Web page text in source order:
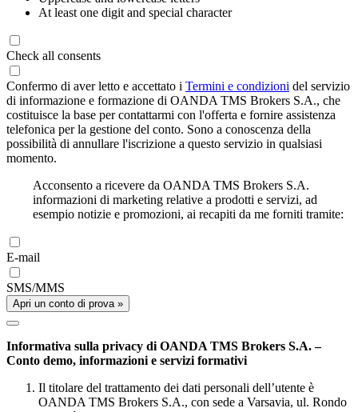
At least one digit and special character
Check all consents
Confermo di aver letto e accettato i Termini e condizioni del servizio
di informazione e formazione di OANDA TMS Brokers S.A., che
costituisce la base per contattarmi con l'offerta e fornire assistenza
telefonica per la gestione del conto. Sono a conoscenza della
possibilità di annullare l'iscrizione a questo servizio in qualsiasi
momento.
Acconsento a ricevere da OANDA TMS Brokers S.A.
informazioni di marketing relative a prodotti e servizi, ad
esempio notizie e promozioni, ai recapiti da me forniti tramite:
E-mail
SMS/MMS
Apri un conto di prova »
Informativa sulla privacy di OANDA TMS Brokers S.A. –
Conto demo, informazioni e servizi formativi
Il titolare del trattamento dei dati personali dell’utente è
OANDA TMS Brokers S.A., con sede a Varsavia, ul. Rondo